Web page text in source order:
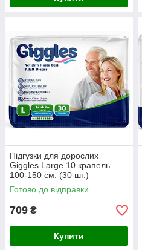
Підгузки для дорослих
Giggles Large 10 крапель
100-150 см. (30 шт.)
Готово до відправки
709 ₴
Купити